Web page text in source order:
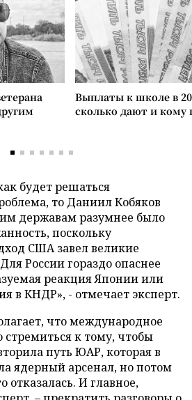
Выплаты к школе в
сколько дают и
будет решаться
то Даниил Кобяков
державам разумнее было
поскольку
США завел великие
России гораздо опаснее
реакция Японии или
в КНДР», - отмечает эксперт.
что международное
стремиться к тому, чтобы
путь ЮАР, которая в
ядерный арсенал, но потом
отказалась. И главное,